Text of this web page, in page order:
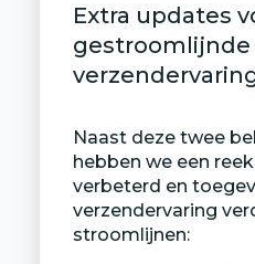
Extra updates
gestroomlijnde
Naast deze twee
hebben we een
verbeterd en
verzendervaring
stroomlijnen: